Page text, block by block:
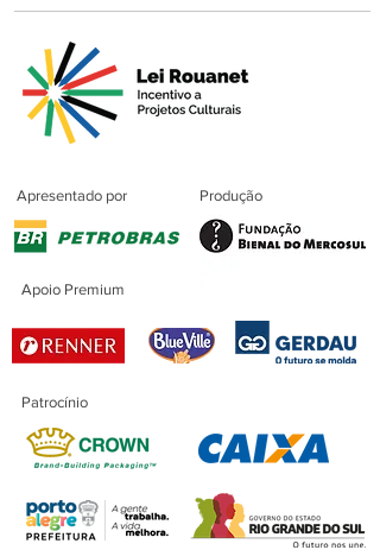
Apresentado por Produção
Apoio Premium
Patrocínio